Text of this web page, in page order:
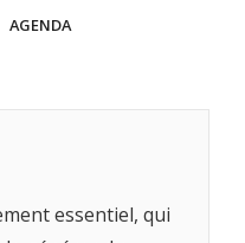
AGENDA
essentiel, qui